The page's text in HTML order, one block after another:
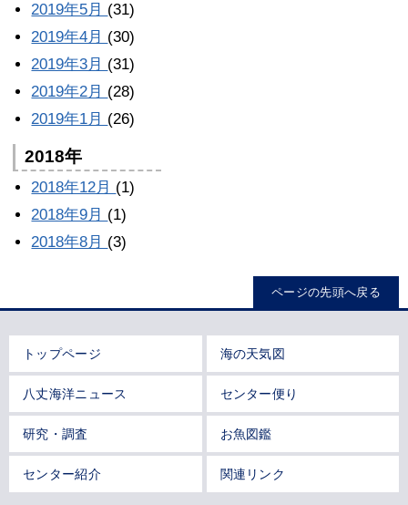
2019年5月 (31)
2019年4月 (30)
2019年3月 (31)
2019年2月 (28)
2019年1月 (26)
2018年
2018年12月 (1)
2018年9月 (1)
2018年8月 (3)
ページの先頭へ戻る
トップページ 海の天気図
八丈海洋ニュース センター便り
研究・調査 お魚図鑑
センター紹介 関連リンク